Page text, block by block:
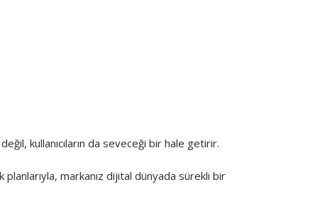
kullanıcıların da seveceği bir hale getirir.
markanız dijital dünyada sürekli bir